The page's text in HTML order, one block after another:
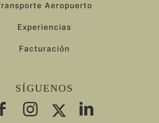
Aeropuerto
Experiencias
Facturación
SÍGUENOS